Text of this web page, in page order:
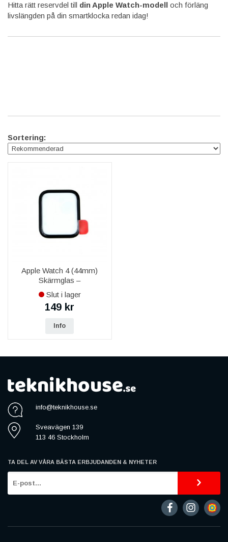
Hitta rätt reservdel till din Apple Watch-modell och förläng
livslängden på din smartklocka redan idag!
Sortering:
Apple Watch 4 (44mm)
Skärmglas –
Ersättningsglas
Slut i lager
149 kr
Info
info@teknikhouse.se
Sveavägen 139
113 46 Stockholm
TA DEL AV VÅRA BÄSTA ERBJUDANDEN & NYHETER